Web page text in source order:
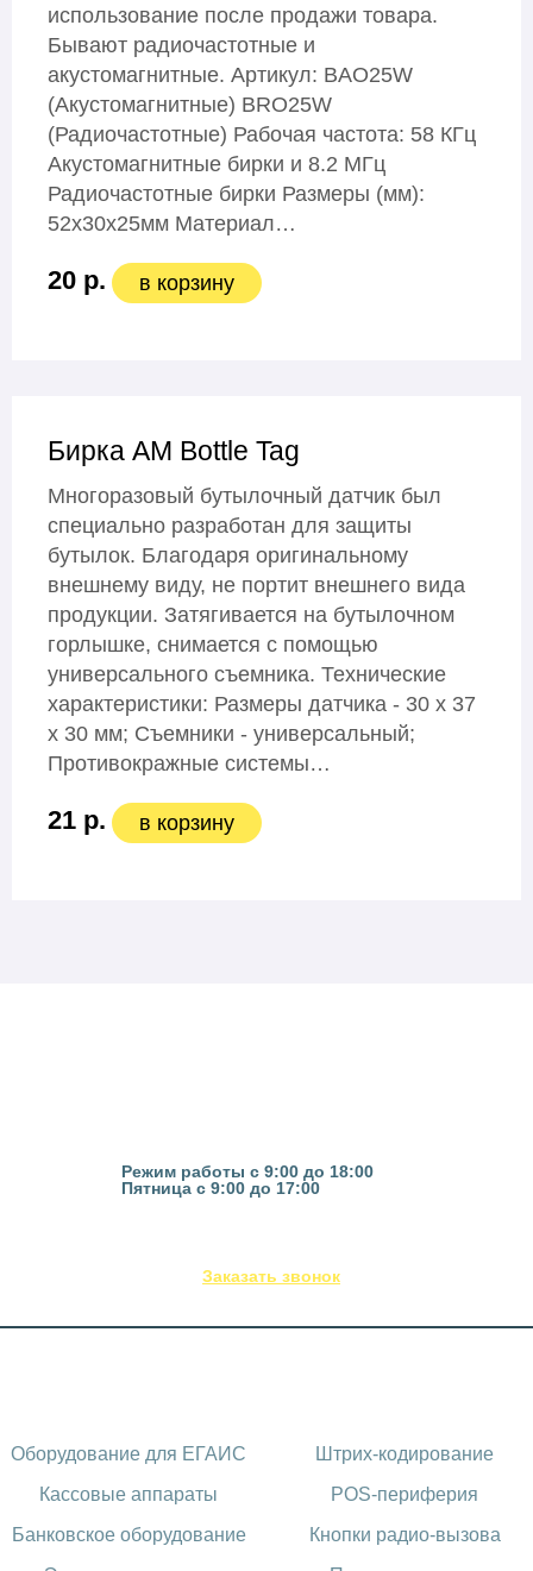
использование после продажи товара.
Бывают радиочастотные и
акустомагнитные. Артикул: BAO25W
(Акустомагнитные) BRO25W
(Радиочастотные) Рабочая частота: 58 КГц
Акустомагнитные бирки и 8.2 МГц
Радиочастотные бирки Размеры (мм):
52х30х25мм Материал…
20 р. в корзину
Бирка АМ Bottle Tag
Многоразовый бутылочный датчик был
специально разработан для защиты
бутылок. Благодаря оригинальному
внешнему виду, не портит внешнего вида
продукции. Затягивается на бутылочном
горлышке, снимается с помощью
универсального съемника. Технические
характеристики: Размеры датчика - 30 x 37
x 30 мм; Съемники - универсальный;
Противокражные системы…
21 р. в корзину
Режим работы с 9:00 до 18:00
Пятница с 9:00 до 17:00
Заказать звонок
Оборудование для ЕГАИС
Кассовые аппараты
Банковское оборудование
Штрих-кодирование
POS-периферия
Кнопки радио-вызова